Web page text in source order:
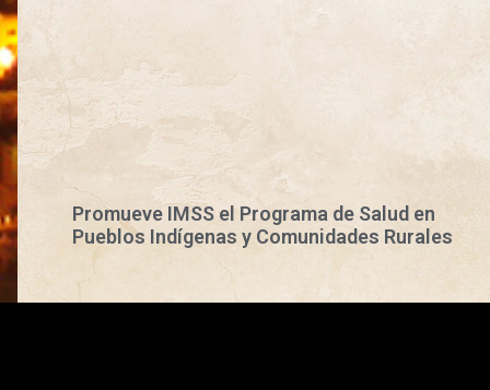
Promueve IMSS el Programa de Salud en
Pueblos Indígenas y Comunidades Rurales